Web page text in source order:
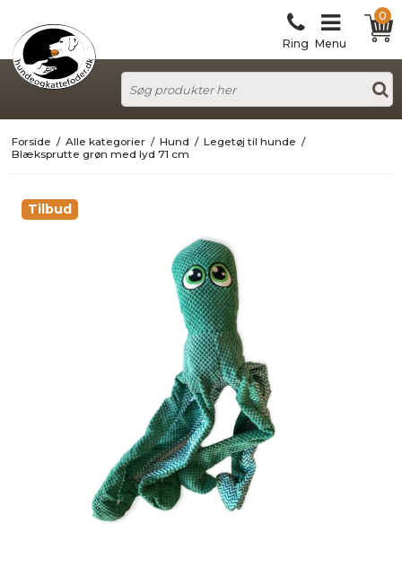
Ring Menu
0
Forside / Alle kategorier / Hund / Legetøj til hunde /
Blæksprutte grøn med lyd 71 cm
Tilbud